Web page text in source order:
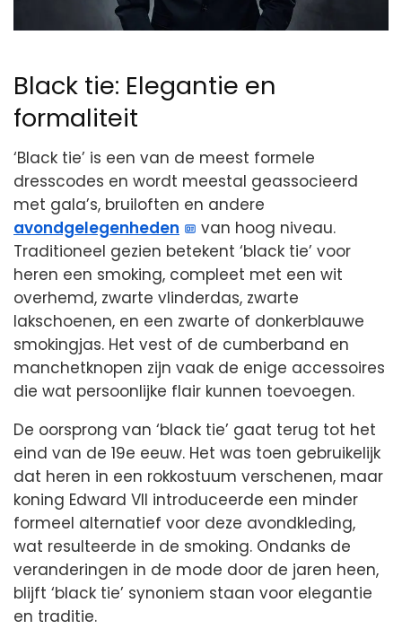
Black tie: Elegantie en
formaliteit
‘Black tie’ is een van de meest formele
dresscodes en wordt meestal geassocieerd
met gala’s, bruiloften en andere
avondgelegenheden
van hoog niveau.
Traditioneel gezien betekent ‘black tie’ voor
heren een smoking, compleet met een wit
overhemd, zwarte vlinderdas, zwarte
lakschoenen, en een zwarte of donkerblauwe
smokingjas. Het vest of de cumberband en
manchetknopen zijn vaak de enige accessoires
die wat persoonlijke flair kunnen toevoegen.
De oorsprong van ‘black tie’ gaat terug tot het
eind van de 19e eeuw. Het was toen gebruikelijk
dat heren in een rokkostuum verschenen, maar
koning Edward VII introduceerde een minder
formeel alternatief voor deze avondkleding,
wat resulteerde in de smoking. Ondanks de
veranderingen in de mode door de jaren heen,
blijft ‘black tie’ synoniem staan voor elegantie
en traditie.